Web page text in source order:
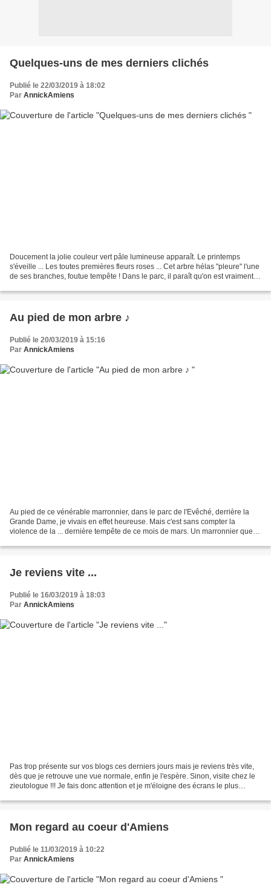
Quelques-uns de mes derniers clichés
Publié le 22/03/2019 à 18:02
Par AnnickAmiens
Doucement la jolie couleur vert pâle lumineuse apparaît. Le printemps
s'éveille ... Les toutes premières fleurs roses ... Cet arbre hélas "pleure" l'une
de ses branches, foutue tempête ! Dans le parc, il paraît qu'on est vraiment
Au pied de mon arbre ♪
Publié le 20/03/2019 à 15:16
Par AnnickAmiens
Au pied de ce vénérable marronnier, dans le parc de l'Evêché, derrière la
Grande Dame, je vivais en effet heureuse. Mais c'est sans compter la
violence de la ... dernière tempête de ce mois de mars. Un marronnier que
Je reviens vite ...
Publié le 16/03/2019 à 18:03
Par AnnickAmiens
Pas trop présente sur vos blogs ces derniers jours mais je reviens très vite,
dès que je retrouve une vue normale, enfin je l'espère. Sinon, visite chez le
zieutologue !!! Je fais donc attention et je m'éloigne des écrans le plus
Mon regard au coeur d'Amiens
Publié le 11/03/2019 à 10:22
Par AnnickAmiens